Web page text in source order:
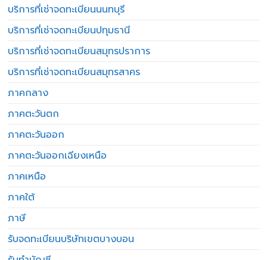
บริการที่เช่าจดทะเบียนนนทบุรี
บริการที่เช่าจดทะเบียนปทุมธานี
บริการที่เช่าจดทะเบียนสมุทรปราการ
บริการที่เช่าจดทะเบียนสมุทรสาคร
ภาคกลาง
ภาคตะวันตก
ภาคตะวันออก
ภาคตะวันออกเฉียงเหนือ
ภาคเหนือ
ภาคใต้
ภาษี
รับจดทะเบียนบริษัทเขตบางบอน